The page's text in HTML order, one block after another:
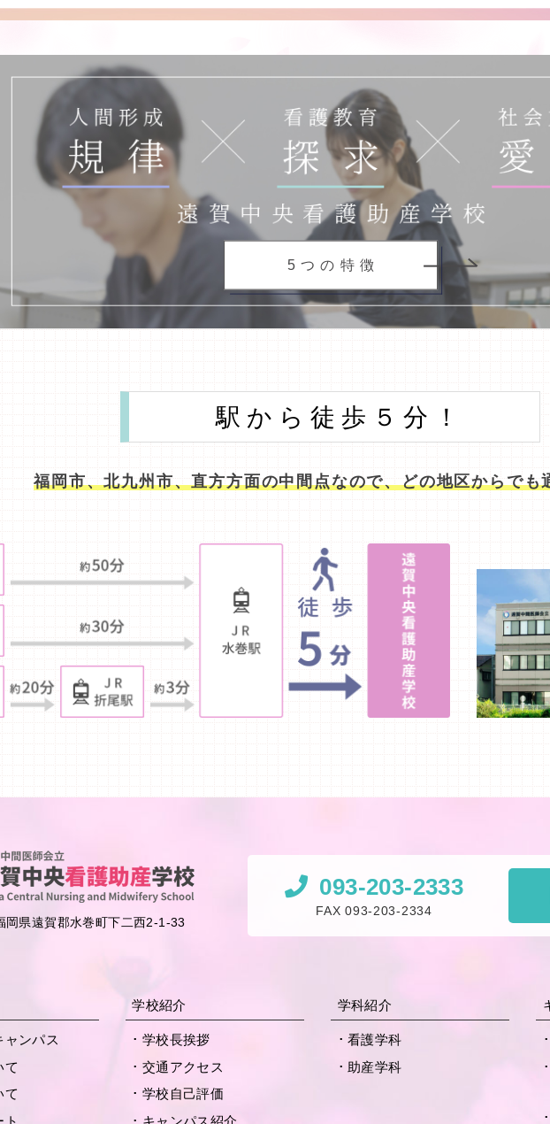
5つの特徴
駅から徒歩５分！
福岡市、北九州市、直方方面の中間点なので、どの地区からでも
岡県遠賀郡水巻町下二西2-1-33
093-203-2333
FAX 093-203-2334
ャンパス
て
て
ト
学校紹介
学校長挨拶
交通アクセス
学校自己評価
キャンパス紹介
学科紹介
看護学科
助産学科